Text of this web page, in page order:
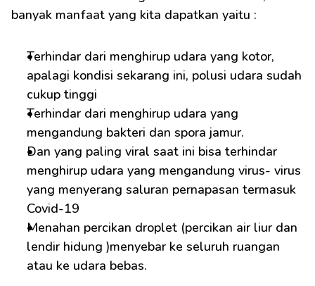
banyak manfaat yang kita dapatkan yaitu :
Terhindar dari menghirup udara yang kotor,
apalagi kondisi sekarang ini, polusi udara sudah
cukup tinggi
Terhindar dari menghirup udara yang
mengandung bakteri dan spora jamur.
Dan yang paling viral saat ini bisa terhindar
menghirup udara yang mengandung virus- virus
yang menyerang saluran pernapasan termasuk
Covid-19
Menahan percikan droplet (percikan air liur dan
lendir hidung )menyebar ke seluruh ruangan
atau ke udara bebas.